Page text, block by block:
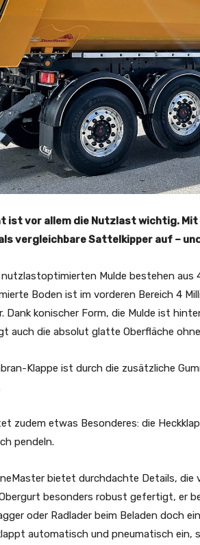
ist vor allem die Nutzlast wichtig. Mit
vergleichbare Sattelkipper auf –
Mulde bestehen aus
Boden ist im vorderen Bereich 4
Dank konischer Form, die Mulde ist
auch die absolut glatte Oberfläche
Klappe ist durch die zusätzliche
zudem etwas Besonderes: die
pendeln.
bietet durchdachte Details, die
besonders robust gefertigt, er
oder Radlader beim Beladen doch
automatisch und pneumatisch ein,